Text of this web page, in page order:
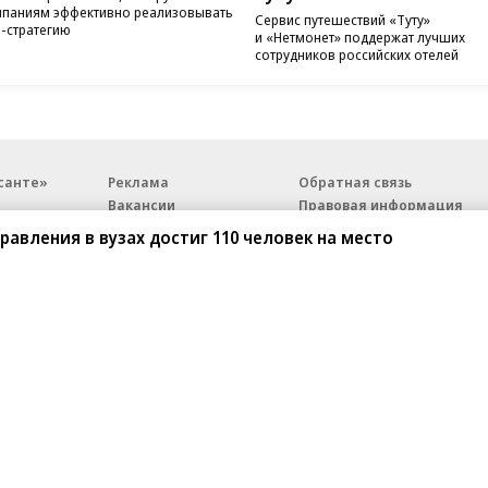
эффективно реализовывать
стратегию
Сервис путешествий «Туту»
и «Нетмонет» поддержат лучших
сотрудников российских отелей
в вузах достиг 110 человек на место
Реклама
Вакансии
Обратная связь
Правовая информация